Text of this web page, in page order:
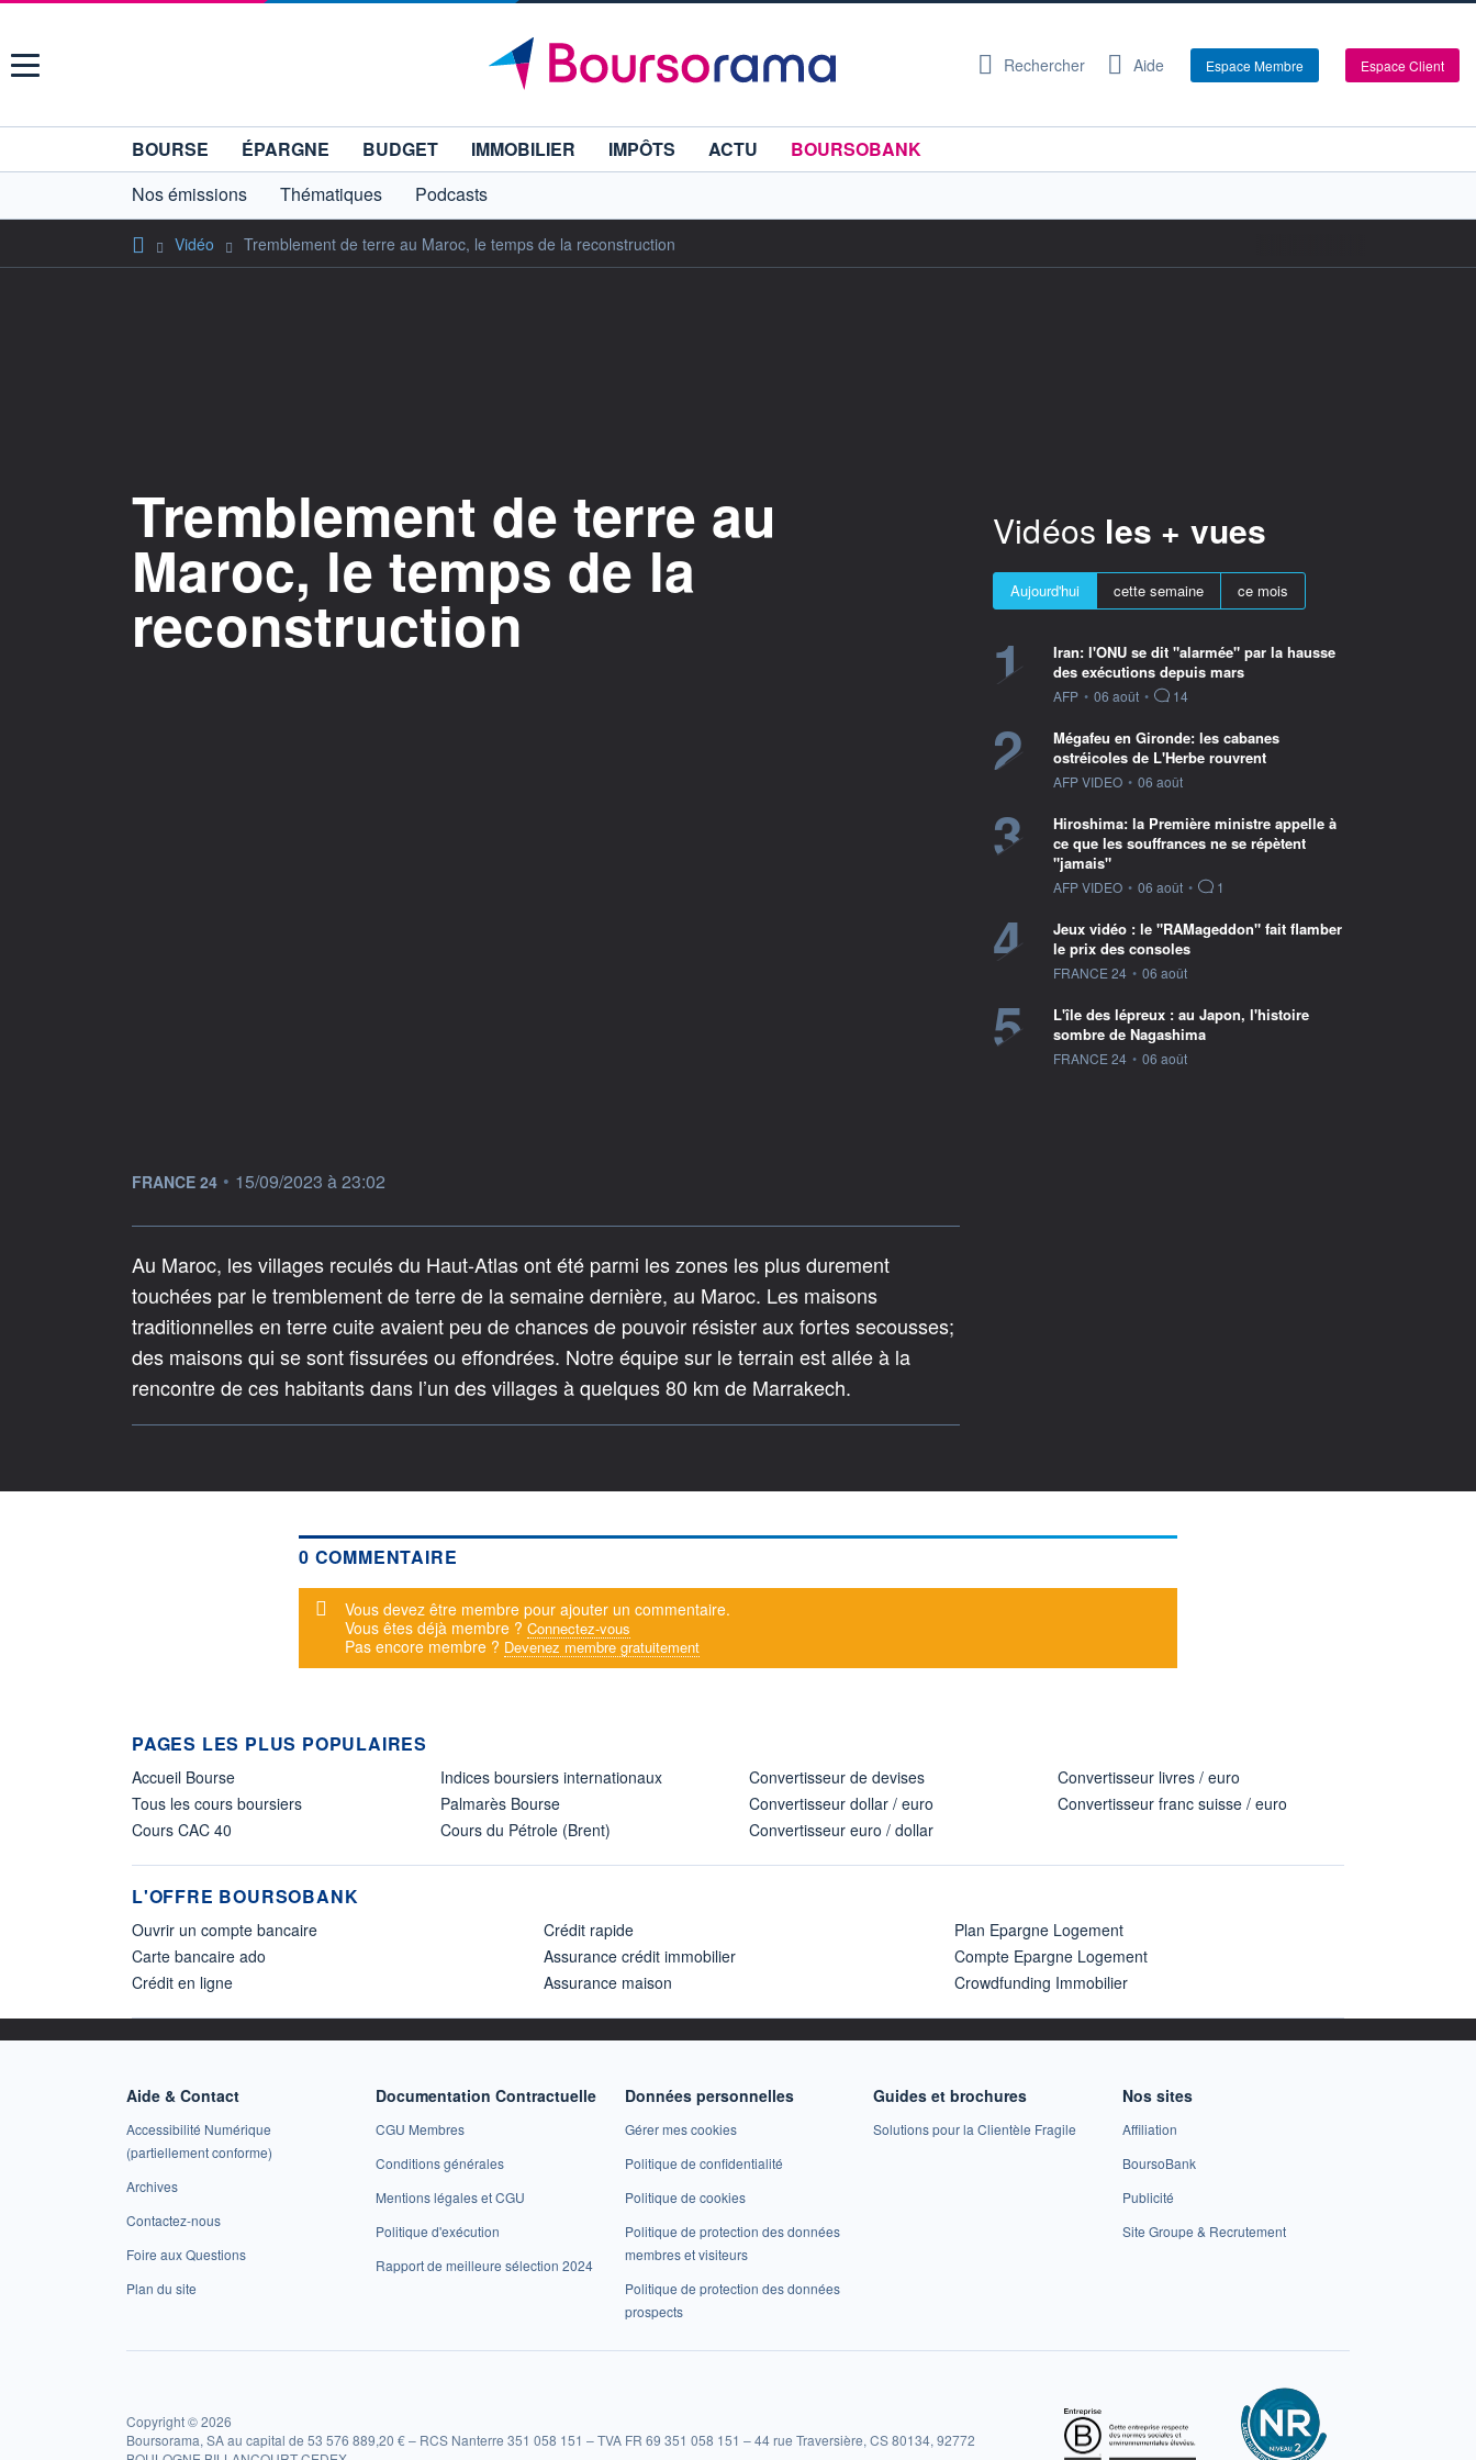
Menu Rechercher Aide Espace Membre Espace Client
BOURSE ÉPARGNE BUDGET IMMOBILIER IMPÔTS ACTU
BOURSOBANK
Nos émissions
Thématiques Podcasts
Vidéo Tremblement de terre au Maroc, le temps de la reconstruction
Tremblement de terre au
Maroc, le temps de la
reconstruction
information fournie par
FRANCE 24 • 15/09/2023 à 23:02
Au Maroc, les villages reculés du Haut-Atlas ont été parmi les zones les plus durement
touchées par le tremblement de terre de la semaine dernière, au Maroc. Les maisons
traditionnelles en terre cuite avaient peu de chances de pouvoir résister aux fortes secousses;
des maisons qui se sont fissurées ou effondrées. Notre équipe sur le terrain est allée à la
rencontre de ces habitants dans l’un des villages à quelques 80 km de Marrakech.
Vidéos les + vues
Aujourd'hui cette semaine ce mois
1
Iran: l'ONU se dit "alarmée" par la hausse
des exécutions depuis mars
information fournie par
AFP • 06 août • 14
2
Mégafeu en Gironde: les cabanes
ostréicoles de L'Herbe rouvrent
information fournie par
AFP VIDEO • 06 août
3
Hiroshima: la Première ministre appelle à
ce que les souffrances ne se répètent
"jamais"
information fournie par
AFP VIDEO • 06 août • 1
4
Jeux vidéo : le "RAMageddon" fait flamber
le prix des consoles
information fournie par
FRANCE 24 • 06 août
5
L'île des lépreux : au Japon, l'histoire
sombre de Nagashima
information fournie par
FRANCE 24 • 06 août
0 COMMENTAIRE
Message d'alerte
Vous devez être membre pour ajouter un commentaire.
Vous êtes déjà membre ? Connectez-vous
Pas encore membre ? Devenez membre gratuitement
PAGES LES PLUS POPULAIRES
Accueil Bourse
Tous les cours boursiers
Cours CAC 40
Indices boursiers internationaux
Palmarès Bourse
Cours du Pétrole (Brent)
Convertisseur de devises
Convertisseur dollar / euro
Convertisseur euro / dollar
Convertisseur livres / euro
Convertisseur franc suisse / euro
L'OFFRE BOURSOBANK
Ouvrir un compte bancaire
Carte bancaire ado
Crédit en ligne
Crédit rapide
Assurance crédit immobilier
Assurance maison
Plan Epargne Logement
Compte Epargne Logement
Crowdfunding Immobilier
Aide & Contact
Accessibilité Numérique
(partiellement conforme)
Archives
Contactez-nous
Foire aux Questions
Plan du site
Documentation Contractuelle
CGU Membres
Conditions générales
Mentions légales et CGU
Politique d'exécution
Rapport de meilleure sélection 2024
Données personnelles
Gérer mes cookies
Politique de confidentialité
Politique de cookies
Politique de protection des données
membres et visiteurs
Politique de protection des données
prospects
Guides et brochures
Solutions pour la Clientèle Fragile
Nos sites
Affiliation
BoursoBank
Publicité
Site Groupe & Recrutement
Copyright © 2026
Boursorama, SA au capital de 53 576 889,20 € – RCS Nanterre 351 058 151 – TVA FR 69 351 058 151 – 44 rue Traversière, CS 80134, 92772